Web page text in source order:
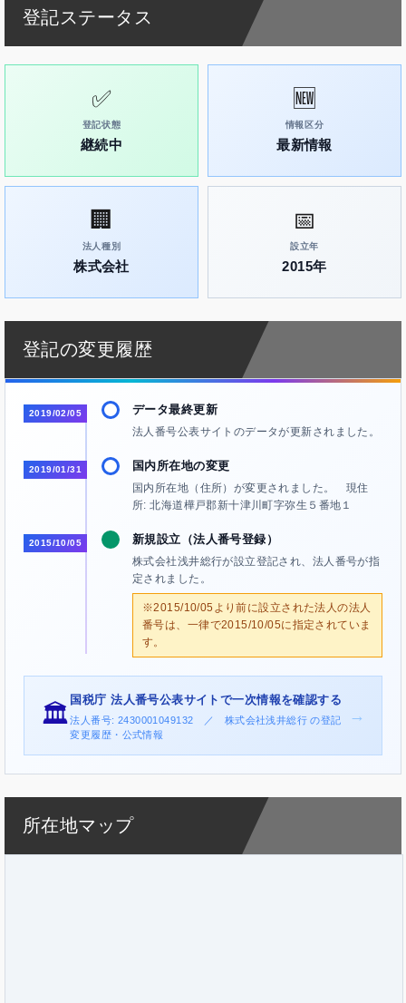
登記ステータス
✅
登記状態
継続中
🆕
情報区分
最新情報
🏢
法人種別
株式会社
📅
設立年
2015年
登記の変更履歴
2019/02/05 データ最終更新
法人番号公表サイトのデータが更新されました。
2019/01/31 国内所在地の変更
国内所在地（住所）が変更されました。 現住
所: 北海道樺戸郡新十津川町字弥生５番地１
2015/10/05 新規設立（法人番号登録）
株式会社浅井総行が設立登記され、法人番号が指
定されました。
※2015/10/05より前に設立された法人の法人
番号は、一律で2015/10/05に指定されていま
す。
🏛️
国税庁 法人番号公表サイトで一次情報を確認する
法人番号: 2430001049132 ／ 株式会社浅井総行 の登記
変更履歴・公式情報
→
所在地マップ